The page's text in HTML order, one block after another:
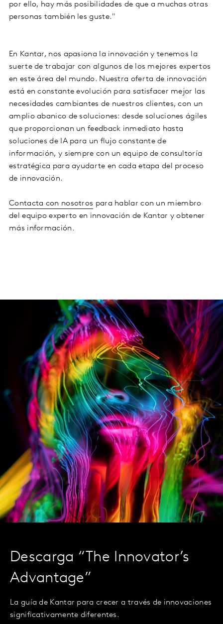
por ello, hay más posibilidades de que a muchas otras
personas también les guste."
En Kantar, nos apasiona la innovación y tenemos la
suerte de trabajar con algunos de los mejores expertos
en este área del mundo. Nuestra oferta de innovación
está en constante evolución para satisfacer mejor las
necesidades cambiantes de nuestros clientes, con un
amplio abanico de soluciones: desde soluciones ágiles
que proporcionan un feedback inmediato hasta
soluciones de IA para un flujo constante de
información, y siempre con un equipo de consultoría
estratégica para ayudarte en cada etapa del proceso
de innovación.
Contacta con nosotros para hablar con un miembro
del equipo experto en innovación de Kantar y obtener
más información.
Descarga “The Innovator’s
Advantage”
La guía de Kantar para crecer a través de innovaciones
significativamente diferentes.